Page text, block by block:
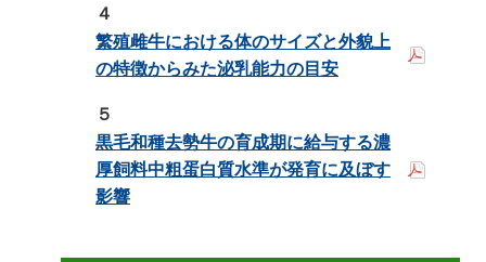
４
繁殖雌牛における体のサイズと外貌上
の特徴からみた泌乳能力の目安
５
黒毛和種去勢牛の育成期に給与する濃
厚飼料中粗蛋白質水準が発育に及ぼす
影響